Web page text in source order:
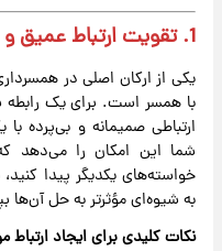
1. تقویت ارتباط عمیق و صادقانه با همسر
یکی از ارکان اصلی در
با همسر است. برای یک رابطه
ارتباطی صمیمانه و بی‌پرده با
شما این امکان را می‌دهد
خواسته‌های یکدیگر پیدا
به شیوه‌ای مؤثرتر به حل آن‌ها
نکات کلیدی برای ایجاد ارتباط